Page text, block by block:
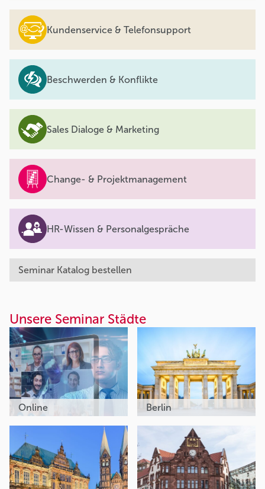
Kundenservice & Telefonsupport
Beschwerden & Konflikte
Sales Dialoge & Marketing
Change- & Projektmanagement
HR-Wissen & Personalgespräche
Seminar Katalog bestellen
Unsere Seminar Städte
Online Berlin